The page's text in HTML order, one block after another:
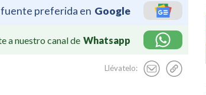
preferida en Google
a nuestro canal de Whatsapp
Llévatelo: